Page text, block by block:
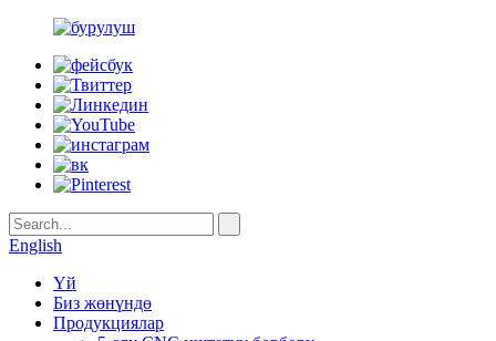
English
Үй
Биз жөнүндө
Продукциялар